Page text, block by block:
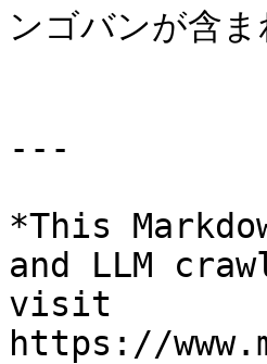
ンゴバンが含ま
---
*This
and LLM
visit
https://